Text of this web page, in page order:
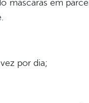
máscaras em
por dia;